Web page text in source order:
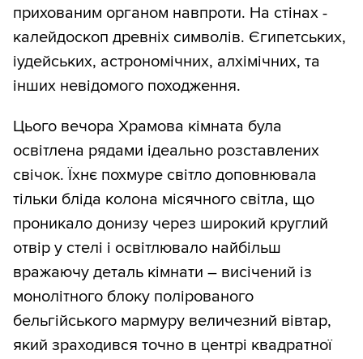
прихованим органом навпроти. На стінах -
калейдоскоп древніх символів. Єгипетських,
іудейських, астрономічних, алхімічних, та
інших невідомого походження.
Цього вечора Храмова кімната була
освітлена рядами ідеально розставлених
свічок. Їхнє похмуре світло доповнювала
тільки бліда колона місячного світла, що
проникало донизу через широкий круглий
отвір у стелі і освітлювало найбільш
вражаючу деталь кімнати – висічений із
монолітного блоку полірованого
бельгійського мармуру величезний вівтар,
який зраходився точно в центрі квадратної